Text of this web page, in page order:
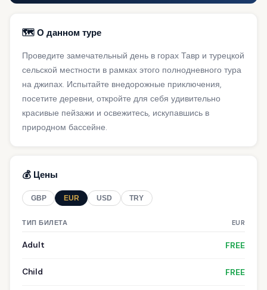
🗺️ О данном туре
Проведите замечательный день в горах Тавр и турецкой
сельской местности в рамках этого полнодневного тура
на джипах. Испытайте внедорожные приключения,
посетите деревни, откройте для себя удивительно
красивые пейзажи и освежитесь, искупавшись в
природном бассейне.
💰 Цены
GBP EUR USD TRY
ТИП БИЛЕТА EUR
Adult FREE
Child FREE